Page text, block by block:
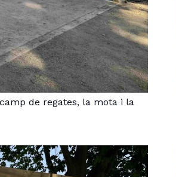
de regates, la mota i la